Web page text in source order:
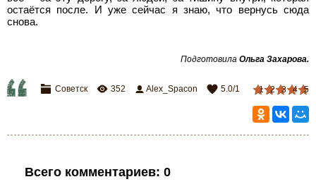
остаётся после. И уже сейчас я знаю, что вернусь сюда
снова.
Подготовила Ольга Захарова.
1 2 3 4 5
Советск 352 Alex_Spacon 5.0/1
Всего комментариев: 0